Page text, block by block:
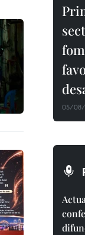
05/08/